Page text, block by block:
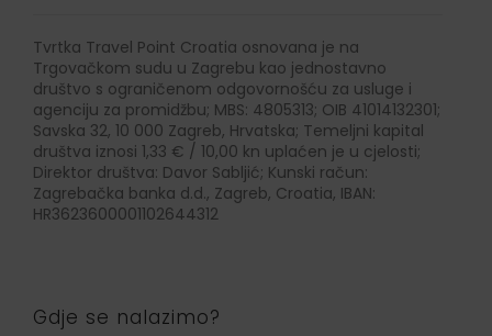
Tvrtka Travel Point Croatia osnovana je na
Trgovačkom sudu u Zagrebu kao jednostavno
društvo s ograničenom odgovornošću za usluge i
agenciju za promidžbu; MBS: 4805313; OIB 41014132301;
Savska 32, 10 000 Zagreb, Hrvatska; Temeljni kapital
društva iznosi 1,33 € / 10,00 kn uplaćen je u cjelosti;
Direktor društva: Davor Sabljić; Kunski račun:
Zagrebačka banka d.d., Zagreb, Croatia, IBAN:
HR3623600001102644312
Gdje se nalazimo?